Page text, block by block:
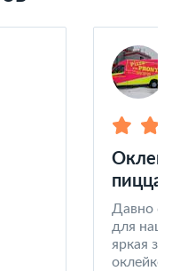
пицца
Давно
для
яркая
оклейке